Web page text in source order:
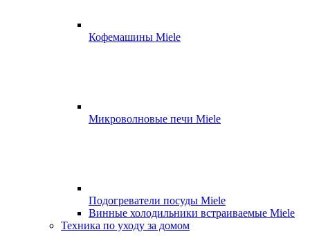
Кофемашины Miele
Микроволновые печи Miele
Подогреватели посуды Miele
Винные холодильники встраиваемые Miele
Техника по уходу за домом